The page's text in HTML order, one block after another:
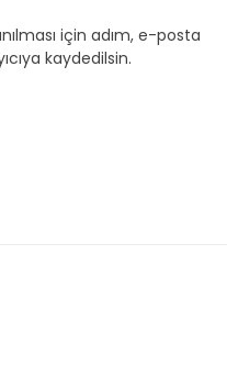
için adım, e-posta
kaydedilsin.